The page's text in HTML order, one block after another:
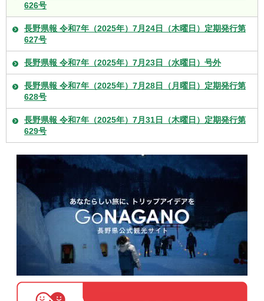
626号
長野県報 令和7年（2025年）7月24日（木曜日）定期発行第
627号
長野県報 令和7年（2025年）7月23日（水曜日）号外
長野県報 令和7年（2025年）7月28日（月曜日）定期発行第
628号
長野県報 令和7年（2025年）7月31日（木曜日）定期発行第
629号